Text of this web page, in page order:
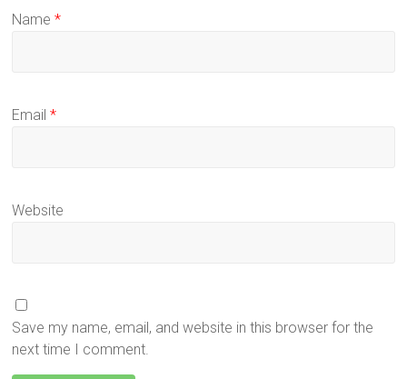
Name*
Email*
Website
Save my name, email, and website in this browser for the
next time I comment.